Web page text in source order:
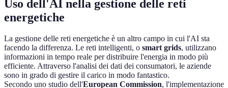
Uso dell'AI nella gestione delle reti
energetiche
La gestione delle reti energetiche è un altro campo in cui l'AI sta
facendo la differenza. Le reti intelligenti, o smart grids, utilizzano
informazioni in tempo reale per distribuire l'energia in modo più
efficiente. Attraverso l'analisi dei dati dei consumatori, le aziende
sono in grado di gestire il carico in modo fantastico.
Secondo uno studio dell'European Commission, l'implementazione